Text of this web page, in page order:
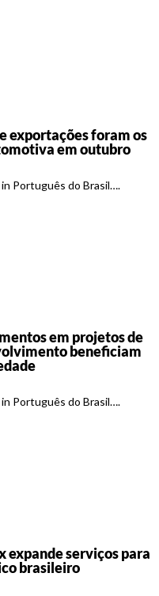
exportações foram os
em outubro
Português do Brasil….
em projetos de
beneficiam
Português do Brasil….
expande serviços para
brasileiro